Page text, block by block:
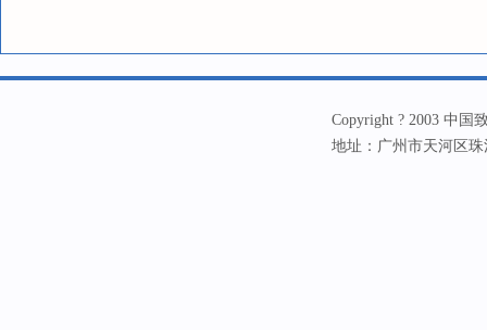
Copyright ? 2003 中国
地址：广州市天河区